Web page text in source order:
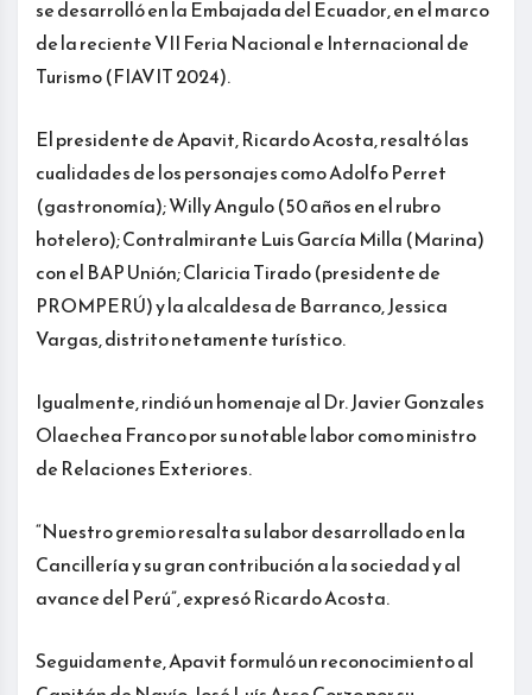
se desarrolló en la Embajada del Ecuador, en el marco
de la reciente VII Feria Nacional e Internacional de
Turismo (FIAVIT 2024).
El presidente de Apavit, Ricardo Acosta, resaltó las
cualidades de los personajes como Adolfo Perret
(gastronomía); Willy Angulo (50 años en el rubro
hotelero); Contralmirante Luis García Milla (Marina)
con el BAP Unión; Claricia Tirado (presidente de
PROMPERÚ) y la alcaldesa de Barranco, Jessica
Vargas, distrito netamente turístico.
Igualmente, rindió un homenaje al Dr. Javier Gonzales
Olaechea Franco por su notable labor como ministro
de Relaciones Exteriores.
“Nuestro gremio resalta su labor desarrollado en la
Cancillería y su gran contribución a la sociedad y al
avance del Perú”, expresó Ricardo Acosta.
Seguidamente, Apavit formuló un reconocimiento al